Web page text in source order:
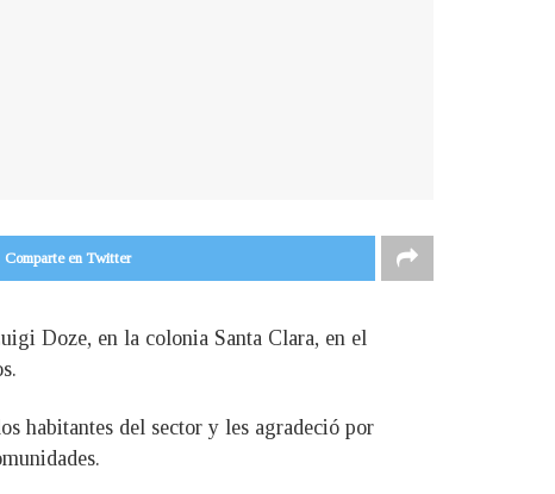
Comparte en Twitter
Doze, en la colonia Santa Clara, en el
habitantes del sector y les agradeció por